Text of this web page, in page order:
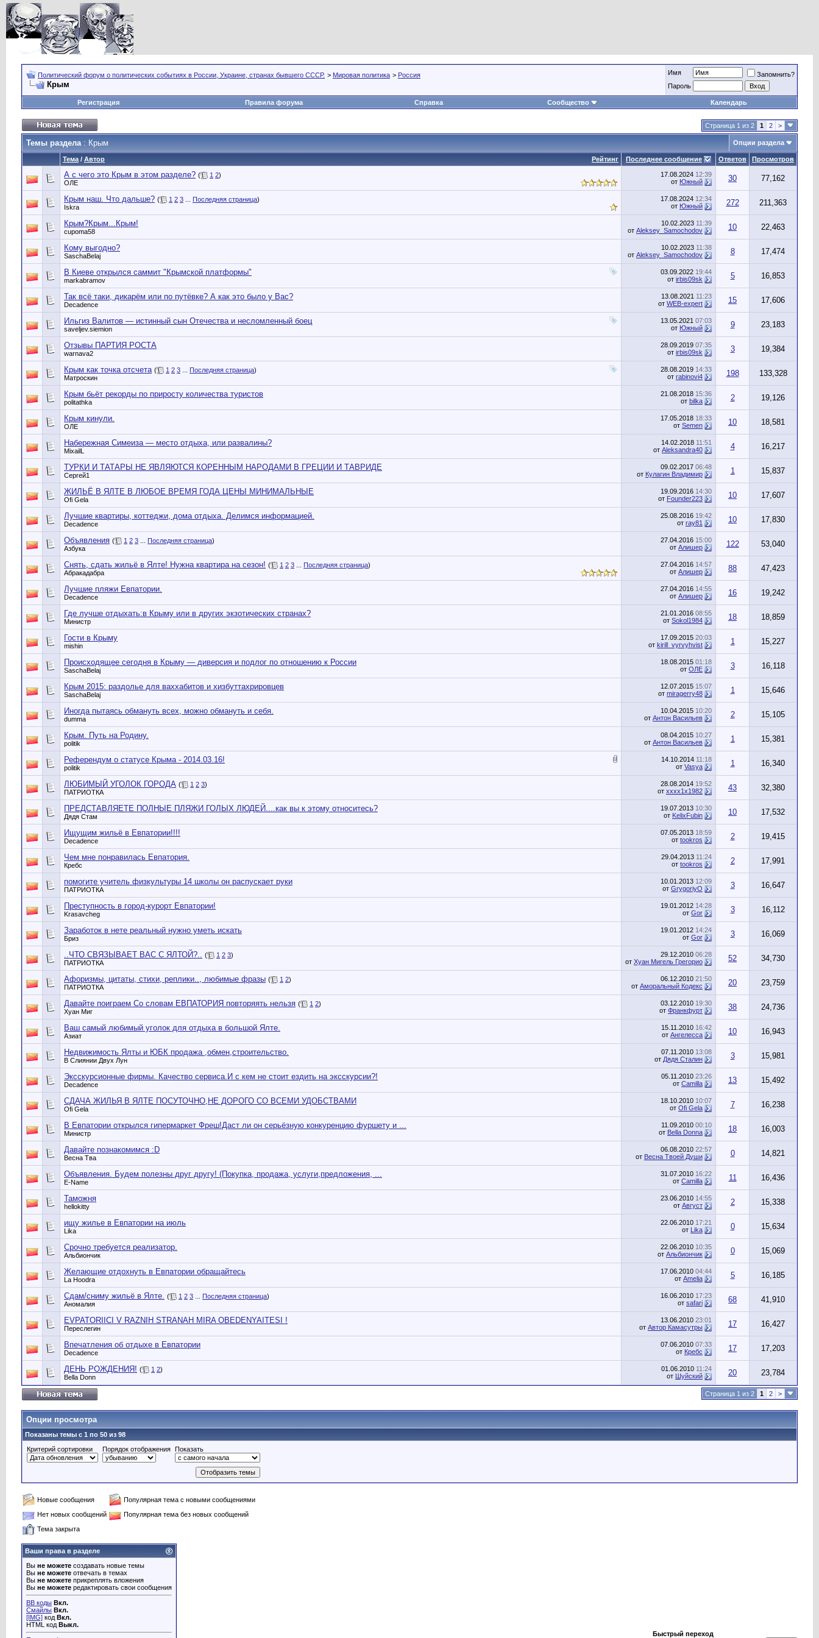
Политический форум о политических событиях в России, Украине, странах бывшего СССР. > Мировая политика > Россия
Крым
Имя
Запомнить?
Пароль
Регистрация Правила форума Справка Сообщество Календарь
Страница 1 из 2 1 2 >
Темы раздела: Крым Опции раздела
Рейтинг
Тема / Автор Последнее сообщение Ответов Просмотров
А с чего это Крым в этом разделе? ( 1 2)
ОЛЕ
17.08.2024 12:39
от Южный 30 77,162
Крым наш. Что дальше? ( 1 2 3 Последняя страница)
Iskra
17.08.2024 12:34
от Южный 272 211,363
Крым?Крым...Крым!
cupoma58
10.02.2023 11:39
от Aleksey_Samochodov 10 22,463
Кому выгодно?
SaschaBelaj
10.02.2023 11:38
от Aleksey_Samochodov 8 17,474
В Киеве открылся саммит "Крымской платформы"
markabramov
03.09.2022 19:44
от irbis09sk 5 16,853
Так всё таки, дикарём или по путёвке? А как это было у Вас?
Decadence
13.08.2021 11:23
от WEB-expert 15 17,606
Ильгиз Валитов — истинный сын Отечества и несломленный боец
saveljev.siemion
13.05.2021 07:03
от Южный 9 23,183
Отзывы ПАРТИЯ РОСТА
warnava2
28.09.2019 07:35
от irbis09sk 3 19,384
Крым как точка отсчета ( 1 2 3 Последняя страница)
Матроскин
28.08.2019 14:33
от rabinovi4 198 133,328
Крым бьёт рекорды по приросту количества туристов
politathka
21.08.2018 15:36
от bilka 2 19,126
Крым кинули.
ОЛЕ
17.05.2018 18:33
от Semen 10 18,581
Набережная Симеиза — место отдыха, или развалины?
MixailL
14.02.2018 11:51
от Aleksandra40 4 16,217
ТУРКИ И ТАТАРЫ НЕ ЯВЛЯЮТСЯ КОРЕННЫМ НАРОДАМИ В ГРЕЦИИ И ТАВРИДЕ
Сергей1
09.02.2017 06:48
от Кулагин Владимир 1 15,837
ЖИЛЬЁ В ЯЛТЕ В ЛЮБОЕ ВРЕМЯ ГОДА ЦЕНЫ МИНИМАЛЬНЫЕ
Ofi Gela
19.09.2016 14:30
от Founder223 10 17,607
Лучшие квартиры, коттеджи, дома отдыха. Делимся информацией.
Decadence
25.08.2016 19:42
от ray81 10 17,830
Объявления ( 1 2 3 Последняя страница)
Азбука
27.04.2016 15:00
от Алишер 122 53,040
Снять, сдать жильё в Ялте! Нужна квартира на сезон! ( 1 2 3 Последняя страница)
Абракадабра
27.04.2016 14:57
от Алишер 88 47,423
Лучшие пляжи Евпатории.
Decadence
27.04.2016 14:55
от Алишер 16 19,242
Где лучше отдыхать:в Крыму или в других экзотических странах?
Министр
21.01.2016 08:55
от Sokol1984 18 18,859
Гости в Крыму
mishin
17.09.2015 20:03
от kirill_vyrvyhvist 1 15,227
Происходящее сегодня в Крыму — диверсия и подлог по отношению к России
SaschaBelaj
18.08.2015 01:18
от ОЛЕ 3 16,118
Крым 2015: раздолье для ваххабитов и хизбуттахрировцев
SaschaBelaj
12.07.2015 15:07
от miragerry48 1 15,646
Иногда пытаясь обмануть всех, можно обмануть и себя.
dumma
10.04.2015 10:20
от Антон Васильев 2 15,105
Крым. Путь на Родину.
politik
08.04.2015 10:27
от Антон Васильев 1 15,381
Референдум о статусе Крыма - 2014.03.16!
politik
14.10.2014 11:18
от Vasya 1 16,340
ЛЮБИМЫЙ УГОЛОК ГОРОДА ( 1 2 3)
ПАТРИОТКА
28.08.2014 19:52
от xxxx1x1982 43 32,380
ПРЕДСТАВЛЯЕТЕ ПОЛНЫЕ ПЛЯЖИ ГОЛЫХ ЛЮДЕЙ....как вы к этому относитесь?
Дядя Стам
19.07.2013 10:30
от KelixFubin 10 17,532
Ищущим жильё в Евпатории!!!!
Decadence
07.05.2013 18:59
от tookros 2 19,415
Чем мне понравилась Евпатория.
Кребс
29.04.2013 11:24
от tookros 2 17,991
помогите учитель физкультуры 14 школы он распускает руки
ПАТРИОТКА
10.01.2013 12:09
от GrygoriyO 3 16,647
Преступность в город-курорт Евпатории!
Krasavcheg
19.01.2012 14:28
от Gor 3 16,112
Заработок в нете реальный нужно уметь искать
Бриз
19.01.2012 14:24
от Gor 3 16,069
..ЧТО СВЯЗЫВАЕТ ВАС С ЯЛТОЙ?.. ( 1 2 3)
ПАТРИОТКА
29.12.2010 06:28
от Хуан Мигель Грегорио 52 34,730
Афоризмы, цитаты, стихи, реплики.., любимые фразы ( 1 2)
ПАТРИОТКА
06.12.2010 21:50
от Аморальный Кодекс 20 23,759
Давайте поиграем Со словам ЕВПАТОРИЯ повторяять нельзя ( 1 2)
Хуан Миг
03.12.2010 19:30
от Франкфурт 38 24,736
Ваш самый любимый уголок для отдыха в большой Ялте.
Азиат
15.11.2010 16:42
от Ангелесса 10 16,943
Недвижимость Ялты и ЮБК продажа ,обмен,строительство.
В Слиянии Двух Лун
07.11.2010 13:08
от Дядя Сталин 3 15,981
Эксскурсионные фирмы. Качество сервиса.И с кем не стоит ездить на эксскурсии?!
Decadence
05.11.2010 23:26
от Camilla 13 15,492
СДАЧА ЖИЛЬЯ В ЯЛТЕ ПОСУТОЧНО,НЕ ДОРОГО СО ВСЕМИ УДОБСТВАМИ
Ofi Gela
18.10.2010 10:07
от Ofi Gela 7 16,238
В Евпатории открылся гипермаркет Фреш!Даст ли он серьёзную конкуренцию фуршету и ...
Министр
11.09.2010 00:10
от Bella Donna 18 16,003
Давайте познакомимся :D
Весна Тва
06.08.2010 22:57
от Весна Твоей Души 0 14,821
Объявления. Будем полезны друг другу! (Покупка, продажа, услуги,предложения, ...
E-Name
31.07.2010 16:22
от Camilla 11 16,436
Таможня
hellokitty
23.06.2010 14:55
от Август 2 15,338
ищу жилье в Евпатории на июль
Lika
22.06.2010 17:21
от Lika 0 15,634
Срочно требуется реализатор.
Альбиончик
22.06.2010 10:35
от Альбиончик 0 15,069
Желающие отдохнуть в Евпатории обращайтесь
La Hoodra
17.06.2010 04:44
от Amelia 5 16,185
Сдам/сниму жильё в Ялте. ( 1 2 3 Последняя страница)
Аномалия
16.06.2010 17:23
от safari 68 41,910
EVPATORIICI V RAZNIH STRANAH MIRA OBEDENYAITESI !
Переслегин
13.06.2010 23:01
от Автор Камасутры 17 16,427
Впечатления об отдыхе в Евпатории
Decadence
07.06.2010 07:33
от Кребс 17 17,203
ДЕНЬ РОЖДЕНИЯ! ( 1 2)
Bella Donn
01.06.2010 11:24
от Шуйский 20 23,784
Страница 1 из 2 1 2 >
Опции просмотра
Показаны темы с 1 по 50 из 98
Критерий сортировки
Порядок отображения Показать
Новые сообщения
Популярная тема с новыми сообщениями
Нет новых сообщений
Популярная тема без новых сообщений
Тема закрыта
Ваши права в разделе
Вы не можете создавать новые темы
Вы не можете отвечать в темах
Вы не можете прикреплять вложения
Вы не можете редактировать свои сообщения
BB коды Вкл.
Смайлы Вкл.
[IMG] код Вкл.
HTML код Выкл.
Быстрый переход